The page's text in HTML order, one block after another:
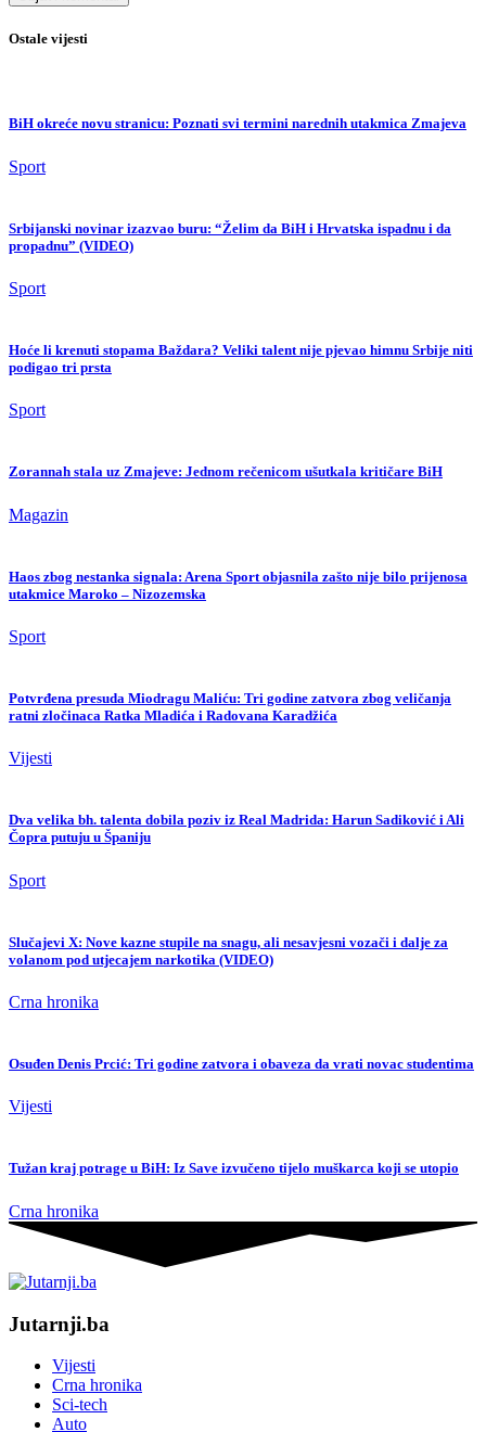
Ostale vijesti
BiH okreće novu stranicu: Poznati svi termini narednih utakmica Zmajeva
Sport
Srbijanski novinar izazvao buru: “Želim da BiH i Hrvatska ispadnu i da
propadnu” (VIDEO)
Sport
Hoće li krenuti stopama Baždara? Veliki talent nije pjevao himnu Srbije niti
podigao tri prsta
Sport
Zorannah stala uz Zmajeve: Jednom rečenicom ušutkala kritičare BiH
Magazin
Haos zbog nestanka signala: Arena Sport objasnila zašto nije bilo prijenosa
utakmice Maroko – Nizozemska
Sport
Potvrđena presuda Miodragu Maliću: Tri godine zatvora zbog veličanja
ratni zločinaca Ratka Mladića i Radovana Karadžića
Vijesti
Dva velika bh. talenta dobila poziv iz Real Madrida: Harun Sadiković i Ali
Čopra putuju u Španiju
Sport
Slučajevi X: Nove kazne stupile na snagu, ali nesavjesni vozači i dalje za
volanom pod utjecajem narkotika (VIDEO)
Crna hronika
Osuđen Denis Prcić: Tri godine zatvora i obaveza da vrati novac studentima
Vijesti
Tužan kraj potrage u BiH: Iz Save izvučeno tijelo muškarca koji se utopio
Crna hronika
Jutarnji.ba
Vijesti
Crna hronika
Sci-tech
Auto